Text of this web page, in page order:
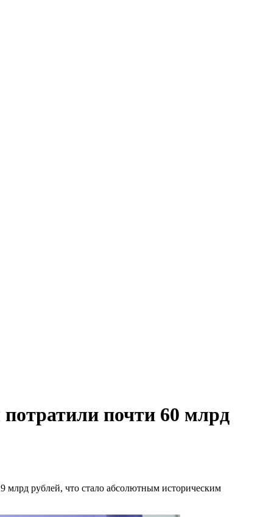
почти 60 млрд
млрд рублей, что стало абсолютным историческим